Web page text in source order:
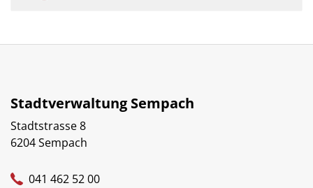
Stadtverwaltung Sempach
Stadtstrasse 8
6204 Sempach
041 462 52 00